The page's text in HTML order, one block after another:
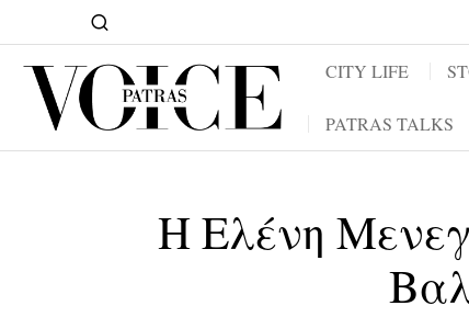
CITY LIFE
PATRAS TALKS
Η Ελένη